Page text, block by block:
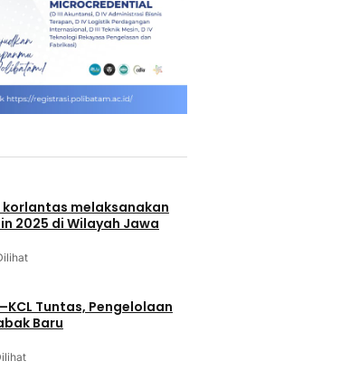
korlantas melaksanakan
2025 di Wilayah Jawa
Tuntas, Pengelolaan
Baru